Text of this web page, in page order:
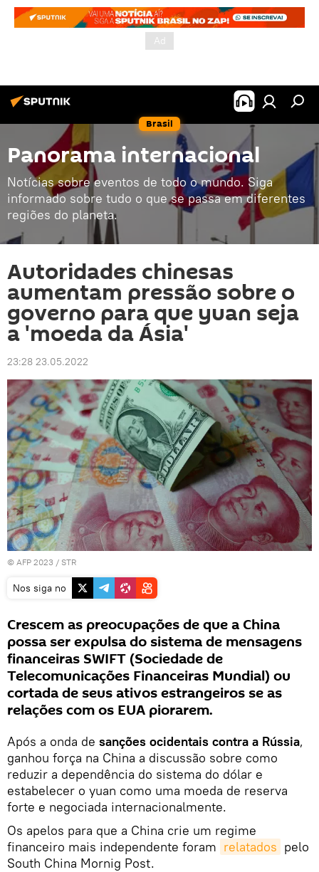
Brasil
Panorama internacional
Notícias sobre eventos de todo o mundo. Siga
informado sobre tudo o que se passa em diferentes
regiões do planeta.
Autoridades chinesas
aumentam pressão sobre o
governo para que yuan seja
a 'moeda da Ásia'
23:28 23.05.2022
© AFP 2023 / STR
Nos siga no
Crescem as preocupações de que a China
possa ser expulsa do sistema de mensagens
financeiras SWIFT (Sociedade de
Telecomunicações Financeiras Mundial) ou
cortada de seus ativos estrangeiros se as
relações com os EUA piorarem.
Após a onda de sanções ocidentais contra a Rússia,
ganhou força na China a discussão sobre como
reduzir a dependência do sistema do dólar e
estabelecer o yuan como uma moeda de reserva
forte e negociada internacionalmente.
Os apelos para que a China crie um regime
financeiro mais independente foram relatados pelo
South China Mornig Post.